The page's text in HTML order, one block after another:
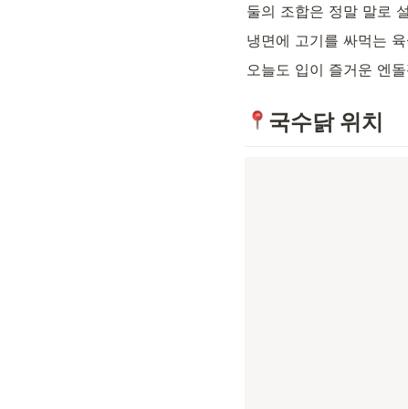
둘의 조합은 정말 말로
냉면에 고기를 싸먹는
오늘도 입이 즐거운 엔
국수닭 위치